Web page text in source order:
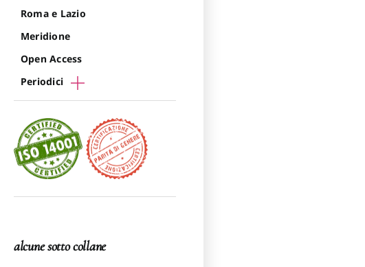
Roma e Lazio
Meridione
Open Access
Periodici
alcune sotto collane